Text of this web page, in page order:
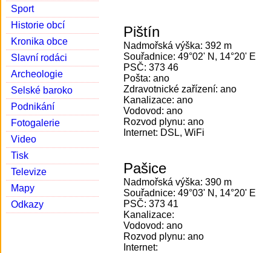
Sport
Historie obcí
Kronika obce
Slavní rodáci
Archeologie
Selské baroko
Podnikání
Fotogalerie
Video
Tisk
Televize
Mapy
Odkazy
Pištín
Nadmořská výška: 392 m
Souřadnice: 49°02' N, 14°20' E
PSČ: 373 46
Pošta: ano
Zdravotnické zařízení: ano
Kanalizace: ano
Vodovod: ano
Rozvod plynu: ano
Internet: DSL, WiFi
Pašice
Nadmořská výška: 390 m
Souřadnice: 49°03' N, 14°20' E
PSČ: 373 41
Kanalizace:
Vodovod: ano
Rozvod plynu: ano
Internet: